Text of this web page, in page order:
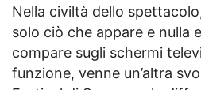
Nella civiltà dello
solo ciò che appare e nulla
compare sugli schermi
funzione, venne un’altra